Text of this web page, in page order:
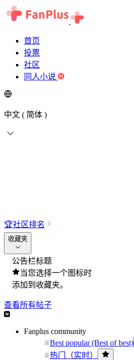
首页
投票
社区
同人小说
中文 ( 简体 )
🏆社区排名
收藏夹
公告栏标题
当您选择一个图标时
添加到收藏夹。
查看所有帖子
Fanplus community
Best popular (Best of best)
热门（实时）